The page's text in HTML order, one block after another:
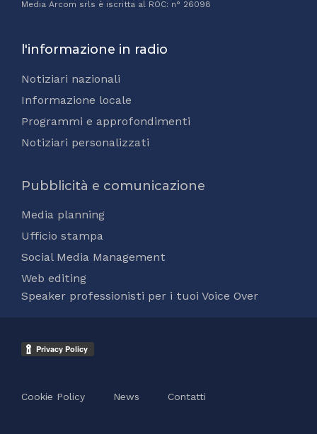
Media Arcom srls è iscritta al ROC: n° 26098
l'informazione in radio
Notiziari nazionali
Informazione locale
Programmi e approfondimenti
Notiziari personalizzati
Pubblicità e comunicazione
Media planning
Ufficio stampa
Social Media Management
Web editing
Speaker professionisti per i tuoi Voice Over
Cookie Policy News Contatti